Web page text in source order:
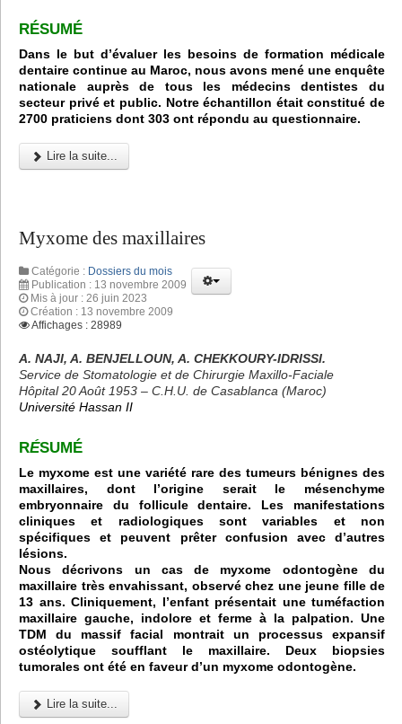
RÉSUMÉ
Dans le but d’évaluer les besoins de formation médicale
dentaire continue au Maroc, nous avons mené une enquête
nationale auprès de tous les médecins dentistes du
secteur privé et public. Notre échantillon était constitué de
2700 praticiens dont 303 ont répondu au questionnaire.
Lire la suite...
Myxome des maxillaires
Catégorie : Dossiers du mois
Publication : 13 novembre 2009
Mis à jour : 26 juin 2023
Création : 13 novembre 2009
Affichages : 28989
A. NAJI, A. BENJELLOUN, A. CHEKKOURY-IDRISSI.
Service de Stomatologie et de Chirurgie Maxillo-Faciale
Hôpital 20 Août 1953 – C.H.U. de Casablanca (Maroc)
Université Hassan II
RÉSUMÉ
Le myxome est une variété rare des tumeurs bénignes des
maxillaires, dont l’origine serait le mésenchyme
embryonnaire du follicule dentaire. Les manifestations
cliniques et radiologiques sont variables et non
spécifiques et peuvent prêter confusion avec d’autres
lésions.
Nous décrivons un cas de myxome odontogène du
maxillaire très envahissant, observé chez une jeune fille de
13 ans. Cliniquement, l’enfant présentait une tuméfaction
maxillaire gauche, indolore et ferme à la palpation. Une
TDM du massif facial montrait un processus expansif
ostéolytique soufflant le maxillaire. Deux biopsies
tumorales ont été en faveur d’un myxome odontogène.
Lire la suite...